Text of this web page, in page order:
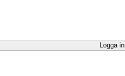
Logga in